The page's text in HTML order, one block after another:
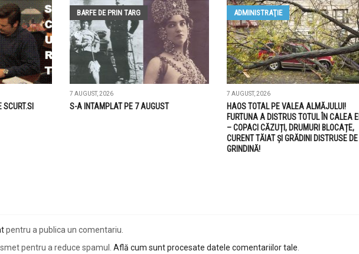
SCURT.SI
BARFE DE PRIN TARG
7 AUGUST, 2026
S-A INTAMPLAT PE 7 AUGUST
ADMINISTRAŢIE
7 AUGUST, 2026
HAOS TOTAL PE VALEA ALMĂJULUI!
FURTUNA A DISTRUS TOTUL ÎN CALEA EI
– COPACI CĂZUȚI, DRUMURI BLOCAȚE,
CURENT TĂIAT ȘI GRĂDINI DISTRUSE DE
GRINDINĂ!
pentru a publica un comentariu.
pentru a reduce spamul. Află cum sunt procesate datele comentariilor tale